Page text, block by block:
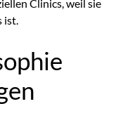
Clinics, weil sie
ist.